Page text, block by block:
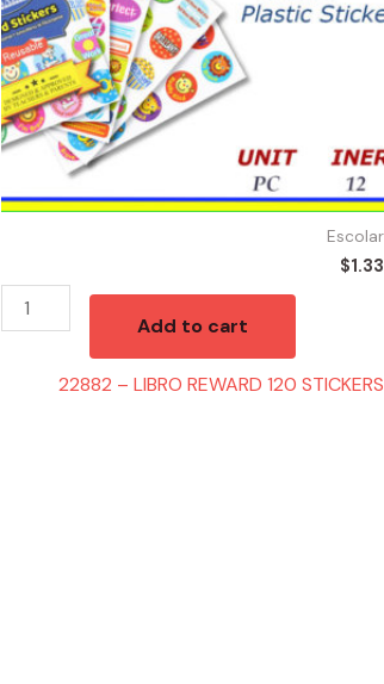
Escolar
$1.33
quantity
Add to cart
22882 – LIBRO REWARD 120 STICKERS